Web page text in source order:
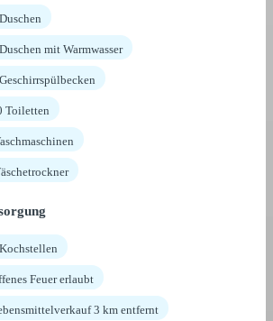
mit Warmwasser
Toiletten
Feuer erlaubt
3 km entfernt